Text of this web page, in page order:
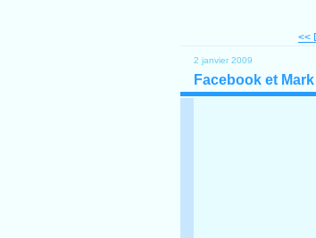
<<
2 janvier 2009
Facebook et